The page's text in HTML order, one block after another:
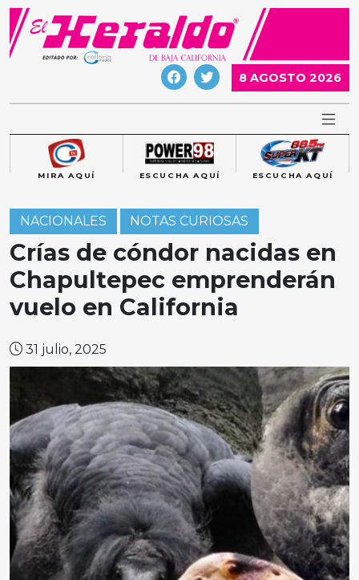
Skip
content
8 AGOSTO 2026
MIRA AQUÍ ESCUCHA AQUÍ ESCUCHA AQUÍ
NACIONALES NOTAS CURIOSAS
Crías de cóndor nacidas en
Chapultepec emprenderán
vuelo en California
31 julio, 2025